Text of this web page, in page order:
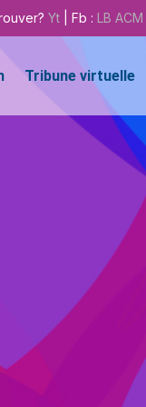
Yt | Fb : LB ACM
Tribune virtuelle